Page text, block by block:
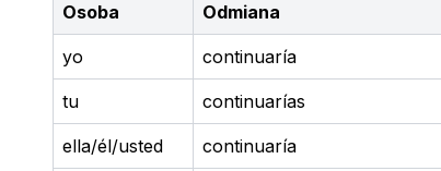
Osoba Odmiana
yo continuaría
tu continuarías
ella/él/usted continuaría